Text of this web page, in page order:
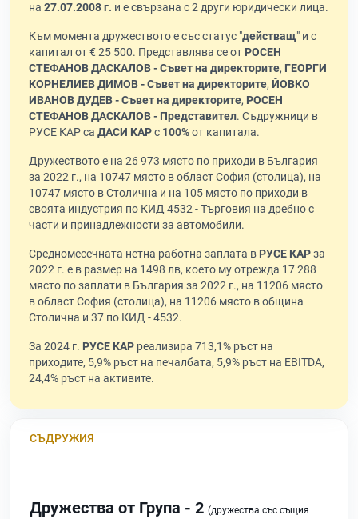
на 27.07.2008 г. и е свързана с 2 други юридически лица.
Към момента дружеството е със статус "действащ" и с
капитал от € 25 500. Представлява се от РОСЕН
СТЕФАНОВ ДАСКАЛОВ - Съвет на директорите, ГЕОРГИ
КОРНЕЛИЕВ ДИМОВ - Съвет на директорите, ЙОВКО
ИВАНОВ ДУДЕВ - Съвет на директорите, РОСЕН
СТЕФАНОВ ДАСКАЛОВ - Представител. Съдружници в
РУСЕ КАР са ДАСИ КАРс 100%от капитала.
Дружеството е на 26 973 място по приходи в България
за 2022 г., на 10747 място в област София (столица), на
10747 място в Столична и на 105 място по приходи в
своята индустрия по КИД 4532 - Търговия на дребно с
части и принадлежности за автомобили.
Средномесечната нетна работна заплата в РУСЕ КАРза
2022 г. е в размер на 1498 лв, което му отрежда 17 288
място по заплати в България за 2022 г., на 11206 място
в област София (столица), на 11206 място в община
Столична и 37 по КИД - 4532.
За 2024 г. РУСЕ КАР реализира 713,1% ръст на
приходите, 5,9% ръст на печалбата, 5,9% ръст на EBITDA,
24,4% ръст на активите.
СЪДРУЖИЯ
Дружества от Група - 2 (дружества със същия